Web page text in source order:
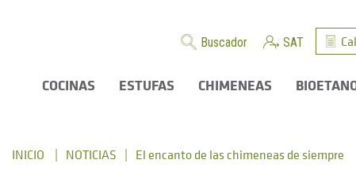
Buscador SAT
COCINAS ESTUFAS CHIMENEAS
INICIO NOTICIAS El encanto de las chimeneas de siempre